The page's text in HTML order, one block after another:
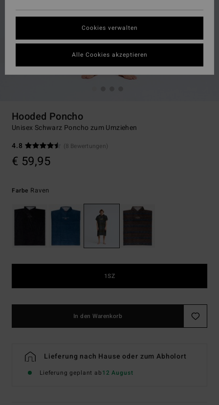
Hooded Poncho
Unisex Schwarz Poncho zum Umziehen
4.8
(8 Bewertungen)
€ 59,95
Farbe Raven
1SZ
In den Warenkorb
Lieferung nach Hause oder zum Abholort
Lieferung geplant ab12 August
Cookies verwalten
Alle Cookies akzeptieren